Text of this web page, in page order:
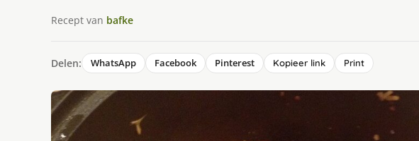
Recept van bafke
Delen: WhatsApp Facebook Pinterest Kopieer link Print